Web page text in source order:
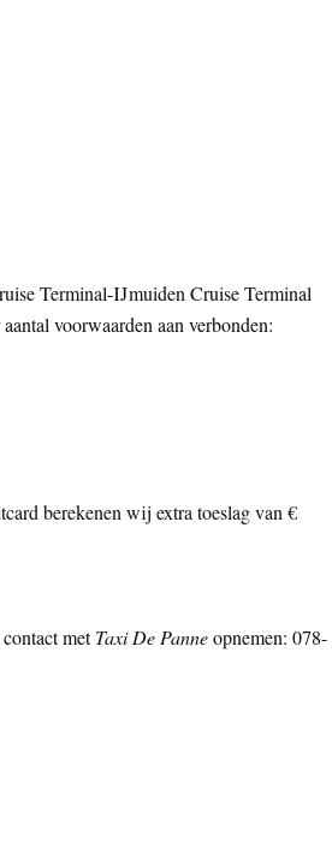
Terminal-IJmuiden Cruise Terminal
voorwaarden aan verbonden:
berekenen wij extra toeslag van €
metTaxi De Panneopnemen: 078-